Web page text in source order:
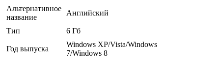
Альтернативное
название
Английский
Тип 6 Гб
Год выпуска
Windows ХР/Vista/Windows
7/Windows 8